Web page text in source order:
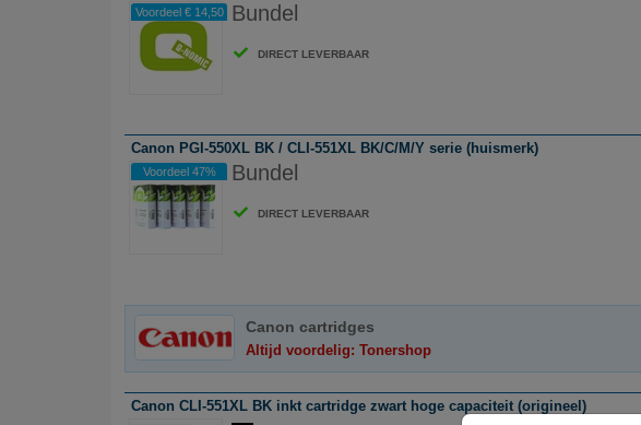
Voordeel € 14,50 Bundel
DIRECT LEVERBAAR
Canon PGI-550XL BK / CLI-551XL BK/C/M/Y serie (huismerk)
Voordeel 47% Bundel
DIRECT LEVERBAAR
Canon cartridges
Altijd voordelig: Tonershop
Canon CLI-551XL BK inkt cartridge zwart hoge capaciteit (origineel)